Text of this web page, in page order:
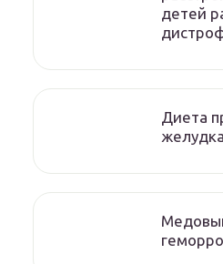
детей
Диета
желудка